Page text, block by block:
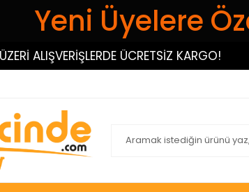
Yeni Üyelere
ALIŞVERİŞLERDE ÜCRETSİZ KARGO!